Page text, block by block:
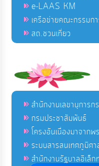
e-LAAS KM
เครือข่ายคณะกรรมก
สถ.ชวนเที่ยว
สำนักงานเลขานุการก
กรมประชาสัมพันธ์
โครงอันเนื่องมาจากพ
ระบบสารสนเทศภูมิศ
สำนักงานรัฐบาลอิเล็